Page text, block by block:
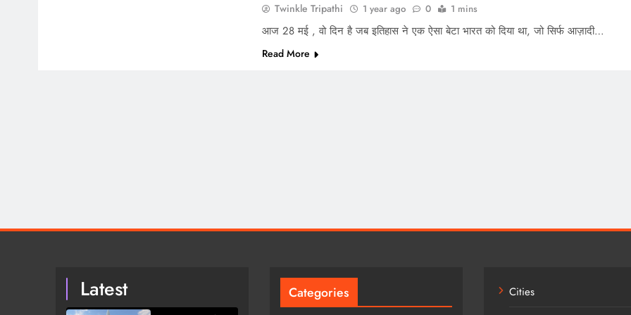
Twinkle Tripathi 1 year ago 0 1 mins
आज 28 मई , वो दिन है जब इतिहास ने एक ऐसा बेटा भारत को दिया था, जो सिर्फ आज़ादी…
Read More
Latest Categories
Cities